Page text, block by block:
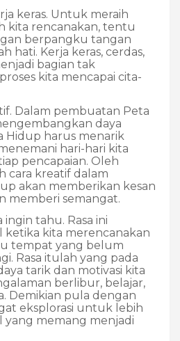
keras. Untuk meraih
kita rencanakan, tentu
berpangku tangan
hati. Kerja keras, cerdas,
bagian tak
kita mencapai cita-
Dalam pembuatan Peta
daya
Hidup harus menarik
hari-hari kita
pencapaian. Oleh
cara kreatif dalam
akan memberikan kesan
memberi semangat.
ingin tahu. Rasa ini
ketika kita merencanakan
tempat yang belum
Rasa itulah yang pada
tarik dan motivasi kita
berlibur, belajar,
Demikian pula dengan
eksplorasi untuk lebih
yang memang menjadi